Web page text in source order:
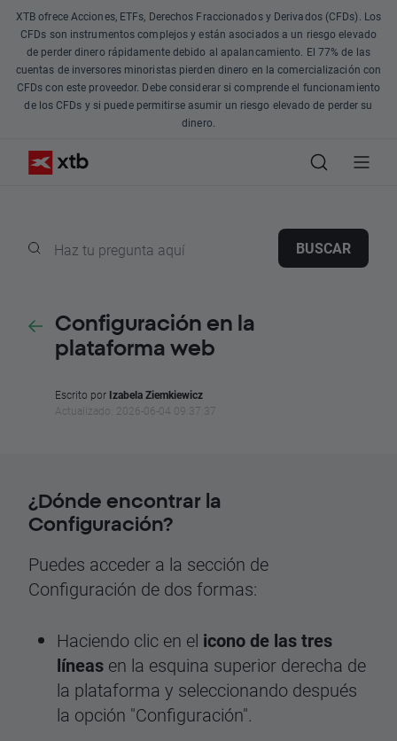
XTB ofrece Acciones, ETFs, Derechos Fraccionados y Derivados (CFDs). Los
CFDs son instrumentos complejos y están asociados a un riesgo elevado
de perder dinero rápidamente debido al apalancamiento. El 77% de las
cuentas de inversores minoristas pierden dinero en la comercialización con
CFDs con este proveedor. Debe considerar si comprende el funcionamiento
de los CFDs y si puede permitirse asumir un riesgo elevado de perder su
dinero.
BUSCAR
Configuración en la
plataforma web
Escrito por Izabela Ziemkiewicz
Actualizado: 2026-06-04 09:37:37
¿Dónde encontrar la
Configuración?
Puedes acceder a la sección de
Configuración de dos formas:
Haciendo clic en el icono de las tres
líneas en la esquina superior derecha de
la plataforma y seleccionando después
la opción "Configuración".